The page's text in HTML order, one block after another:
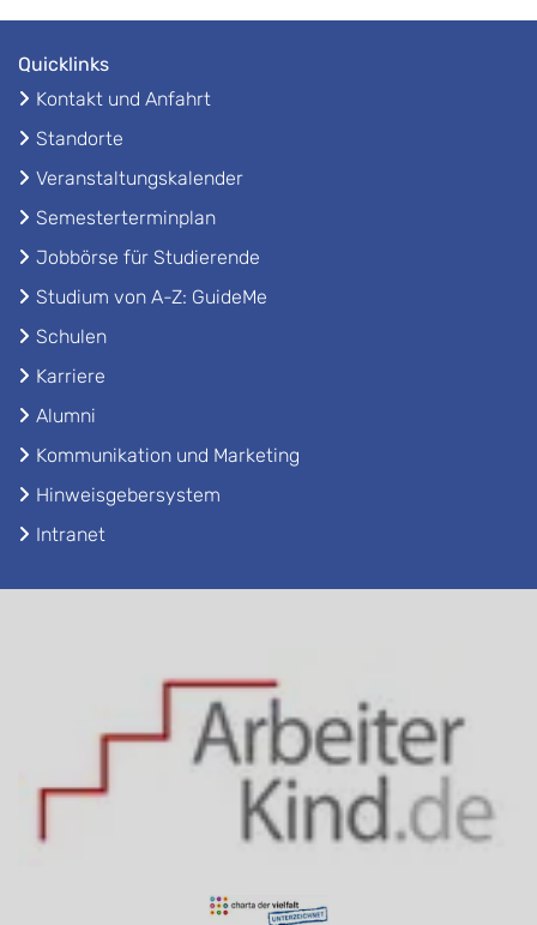
Quicklinks
Kontakt und Anfahrt
Standorte
Veranstaltungskalender
Semesterterminplan
Jobbörse für Studierende
Studium von A-Z: GuideMe
Schulen
Karriere
Alumni
Kommunikation und Marketing
Hinweisgebersystem
Intranet